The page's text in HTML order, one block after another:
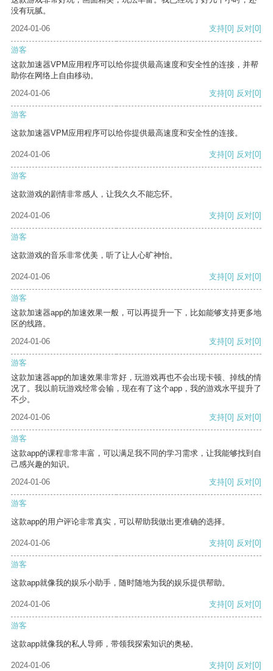
没有玩腻。
2024-01-06
支持[0] 反对[0]
游客
这款加速器VPM应用程序可以给你提供最高速度和安全性的连接，并帮
助你在网络上自由移动。
2024-01-06
支持[0] 反对[0]
游客
这款加速器VPM应用程序可以给你提供最高速度和安全性的连接。
2024-01-06 支持[0] 反对[0]
游客
这款游戏的剧情非常感人，让我久久不能忘怀。
2024-01-06 支持[0] 反对[0]
游客
这款游戏的音乐非常优美，听了让人心旷神怡。
2024-01-06 支持[0] 反对[0]
游客
这款加速器app的加速效果一般，可以再提升一下，比如能够支持更多地
区的线路。
2024-01-06
支持[0] 反对[0]
游客
这款加速器app的加速效果非常好，玩游戏再也不会出现卡顿、掉线的情
况了。我以前玩游戏经常会输，现在有了这个app，我的游戏水平提升了
不少。
2024-01-06
支持[0] 反对[0]
游客
这款app的课程非常丰富，可以满足我不同的学习需求，让我能够找到自
己感兴趣的知识。
2024-01-06
支持[0] 反对[0]
游客
这款app的用户评论非常真实，可以帮助我做出更准确的选择。
2024-01-06 支持[0] 反对[0]
游客
这款app就像我的娱乐小助手，随时随地为我的娱乐提供帮助。
2024-01-06 支持[0] 反对[0]
游客
这款app就像我的私人导师，带领我探索知识的奥秘。
2024-01-06 支持[0] 反对[0]